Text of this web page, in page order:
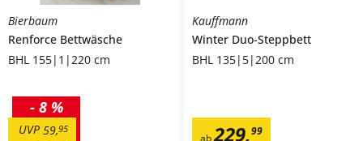
Bierbaum
Renforce Bettwäsche
BHL 155|1|220 cm
59,95
UVP
- 8 %
Kauffmann
Winter Duo-Steppbett
BHL 135|5|200 cm
229,99